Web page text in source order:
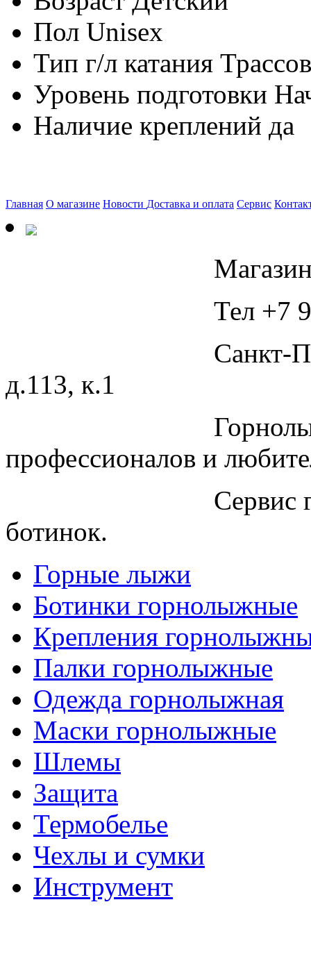
Пол Unisex
Тип г/л катания
Уровень подготовки
Наличие креплений да
Главная О магазине Новости Доставка и оплата Сервис
Тел +7
Санкт-
д.113, к.1
профессионалов и
Сервис
ботинок.
Горные лыжи
Ботинки горнолыжные
Крепления
Палки горнолыжные
Одежда горнолыжная
Маски горнолыжные
Шлемы
Защита
Термобелье
Чехлы и сумки
Инструмент